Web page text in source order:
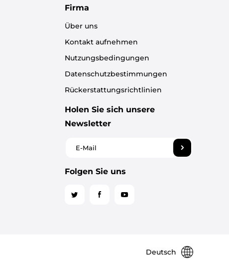
Firma
Über uns
Kontakt aufnehmen
Nutzungsbedingungen
Datenschutzbestimmungen
Rückerstattungsrichtlinien
Holen Sie sich unsere
Newsletter
Folgen Sie uns
Deutsch